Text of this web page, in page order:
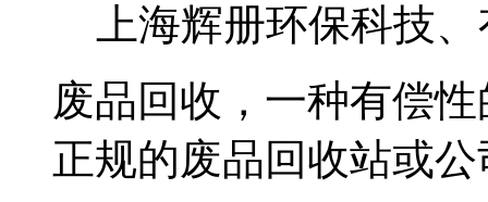
上海辉册环保科技
废品回收，一种有偿
正规的废品回收站或